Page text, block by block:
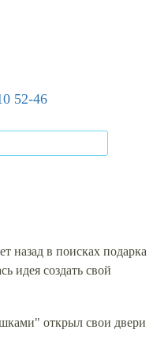
52-46
назад в поисках подарка
идея создать свой
открыл свои двери